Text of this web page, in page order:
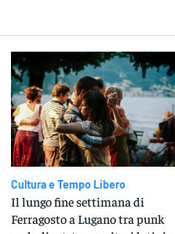
Cultura e Tempo Libero
Il lungo fine settimana di
Ferragosto a Lugano tra punk